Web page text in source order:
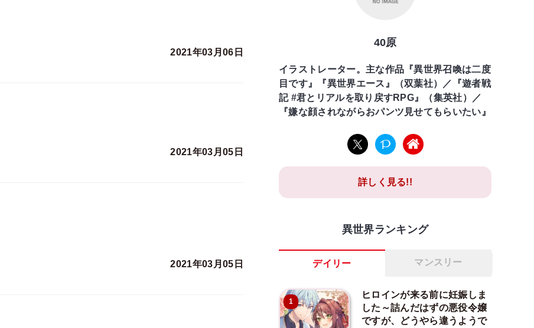
2021年03月06日
2021年03月05日
2021年03月05日
40原
イラストレーター。主な作品『異世界召喚は二度
目です』『異世界エース』（双葉社）／『遊者戦
記 #君とリアルを取り戻すRPG』（集英社）／
『嫌な顔されながらおパンツ見せてもらいたい』
詳しく見る!!
異世界ランキング
デイリー マンスリー
1
ヒロインが来る前に妊娠しま
した～詰んだはずの悪役令嬢
ですが、どうやら違うようで